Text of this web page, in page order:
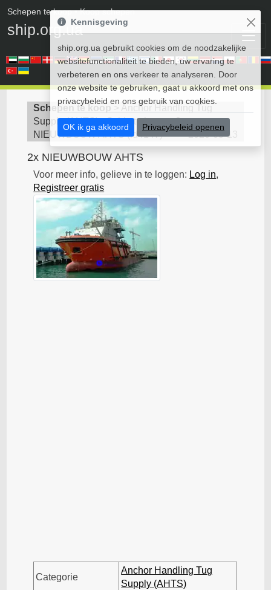
Schepen te koop• Koop schepen
ship.org.ua
Schepen te koop
Anchor Handling Tug
Supply (AHTS) - Schip te koop>2x
NIEUWBOUW AHTS(id4147) 2020-05-13
2x NIEUWBOUW AHTS
Voor meer info, gelieve in te loggen: Log in,
Registreer gratis
Categorie
Anchor Handling Tug
Supply (AHTS)
Kennisgeving
ship.org.ua gebruikt cookies om de noodzakelijke
websitefunctionaliteit te bieden, uw ervaring te
verbeteren en ons verkeer te analyseren. Door
onze website te gebruiken, gaat u akkoord met ons
privacybeleid en ons gebruik van cookies.
OK ik ga akkoord Privacybeleid openen